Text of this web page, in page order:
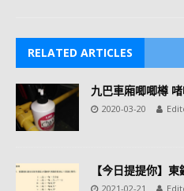
RELATED ARTICLES
九巴車廂唧唧樽
2020-03-20
【今日提提你】
2021-02-21